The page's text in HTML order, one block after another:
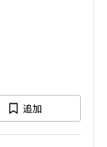
追加